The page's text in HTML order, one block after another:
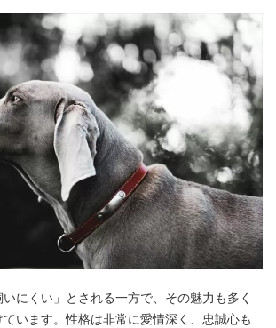
にくい」とされる一方で、その魅力も多く
います。性格は非常に愛情深く、忠誠心も